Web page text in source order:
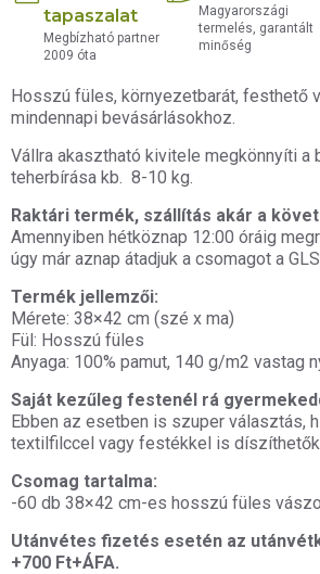
tapaszalat
Megbízható partner
2009 óta
Magyarországi
termelés, garantált
minőség
Hosszú füles, környezetbarát, festhető
mindennapi bevásárlásokhoz.
Vállra akasztható kivitele megkönnyíti a
teherbírása kb. 8-10 kg.
Raktári termék, szállítás akár a
Amennyiben hétköznap 12:00 óráig
úgy már aznap átadjuk a csomagot a
Termék jellemzői:
Mérete: 38×42 cm (szé x ma)
Fül: Hosszú füles
Anyaga: 100% pamut, 140 g/m2 vastag
Saját kezűleg festenél rá
Ebben az esetben is szuper választás,
textilfilccel vagy festékkel is díszíthetők.
Csomag tartalma:
-60 db 38×42 cm-es hosszú füles
Utánvétes fizetés esetén az
+700 Ft+ÁFA.